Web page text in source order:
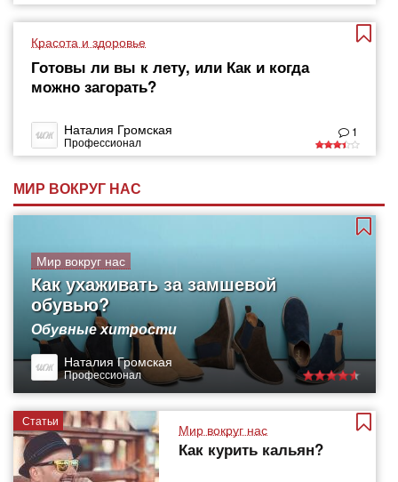
Красота и здоровье
Готовы ли вы к лету, или Как и когда
можно загорать?
Наталия Громская
Профессионал
1
МИР ВОКРУГ НАС
Мир вокруг нас
Как ухаживать за замшевой
обувью?
Обувные хитрости
Наталия Громская
Профессионал
Статьи
Мир вокруг нас
Как курить кальян?